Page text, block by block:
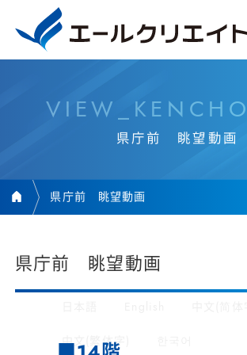
中文(繁体字)
県庁前 眺望動画
VI EW KE N C H O
県庁前 眺望動画
県庁前 眺望動画